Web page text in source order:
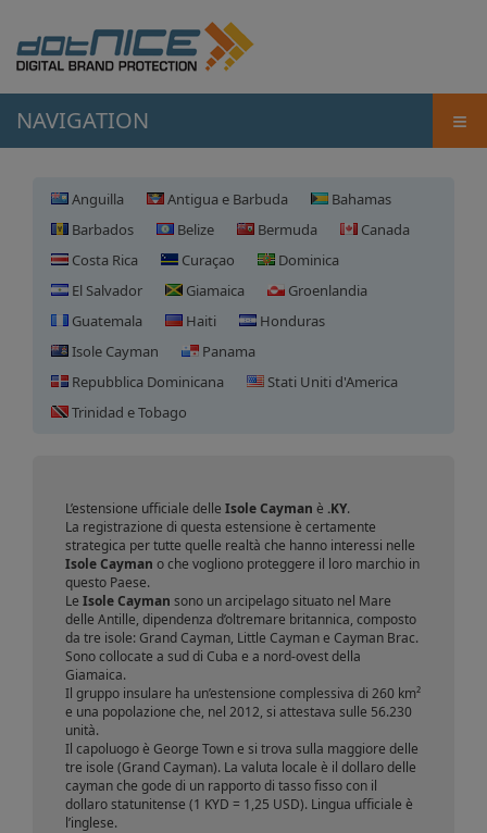
NAVIGATION ≡
Anguilla Antigua e Barbuda
Bahamas
Barbados
Belize Bermuda
Canada
Costa Rica
Curaçao
Dominica
El Salvador
Giamaica
Groenlandia
Guatemala
Haiti
Honduras
Isole Cayman
Panama
Repubblica Dominicana
Stati Uniti d'America
Trinidad e Tobago
Registrazione domini Isole
Cayman
L’estensione ufficiale delle Isole Cayman è .KY.
La registrazione di questa estensione è certamente
strategica per tutte quelle realtà che hanno interessi nelle
Isole Cayman o che vogliono proteggere il loro marchio in
questo Paese.
Le Isole Cayman sono un arcipelago situato nel Mare
delle Antille, dipendenza d’oltremare britannica, composto
da tre isole: Grand Cayman, Little Cayman e Cayman Brac.
Sono collocate a sud di Cuba e a nord-ovest della
Giamaica.
Il gruppo insulare ha un’estensione complessiva di 260 km²
e una popolazione che, nel 2012, si attestava sulle 56.230
unità.
Il capoluogo è George Town e si trova sulla maggiore delle
tre isole (Grand Cayman). La valuta locale è il dollaro delle
cayman che gode di un rapporto di tasso fisso con il
dollaro statunitense (1 KYD = 1,25 USD). Lingua ufficiale è
l’inglese.